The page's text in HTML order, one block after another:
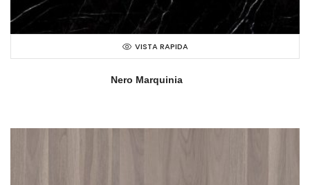
VISTA RAPIDA
Nero Marquinia